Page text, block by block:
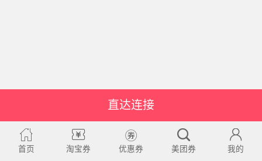
直达连接
首页 淘宝券 优惠券 美团券 我的